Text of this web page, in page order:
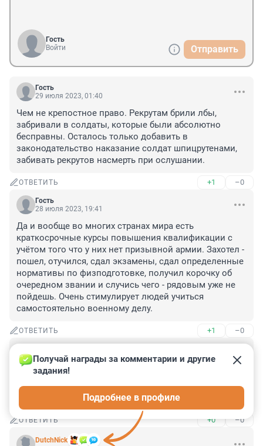
Гость
Войти
Отправить
Гость
29 июля 2023, 01:40
Чем не крепостное право. Рекрутам брили лбы,
забривали в солдаты, которые были абсолютно
бесправны. Осталось только добавить в
законодательство наказание солдат шпицрутенами,
забивать рекрутов насмерть при ослушании.
ОТВЕТИТЬ +1 –0
Гость
28 июля 2023, 19:41
Да и вообще во многих странах мира есть
краткосрочные курсы повышения квалификации с
учётом того что у них нет призывной армии. Захотел -
пошел, отучился, сдал экзамены, сдал определенные
нормативы по физподготовке, получил корочку об
очередном звании и случись чего - рядовым уже не
пойдешь. Очень стимулирует людей учиться
самостоятельно военному делу.
ОТВЕТИТЬ +1 –0
28 июля 2023, 19:38
Если бы давали очередное звание хотя бы
отслужившим, например поступал бы рядовым, а
выходил сержантом, тогда имел бы смысл.
ОТВЕТИТЬ +0 –0
DutchNick
Получай награды за комментарии и другие
задания!
Подробнее в профиле